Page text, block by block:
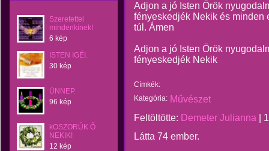
Szeretettel
mindenkinek!
6 kép
ISTEN IGÉI.
30 kép
ÜNNEP.
96 kép
kOSZORÚK Ő
NEKIK!
12 kép
Adjon a jó Isten Örök
fényeskedjék Nekik és minden
túl. Ámen
Adjon a jó Isten Örök
fényeskedjék Nekik
Címkék:
Kategória: Művészet
Feltöltötte: Demeter Julianna
Látta 74 ember.